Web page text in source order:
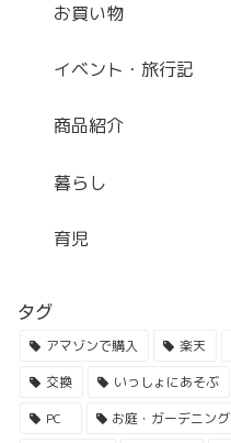
お買い物
イベント・旅行記
商品紹介
暮らし
育児
タグ
アマゾンで購入 楽天
交換
いっしょにあそぶ
PC
お庭・ガーデニング